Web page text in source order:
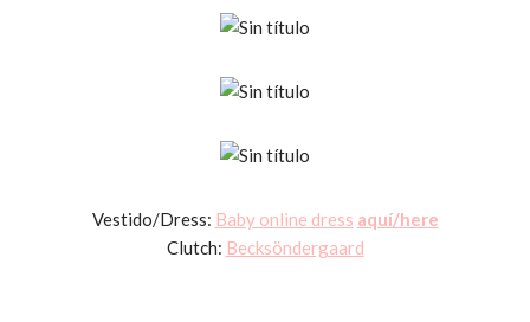
Vestido/Dress: Baby online dress aquí/here
Clutch: Becksöndergaard